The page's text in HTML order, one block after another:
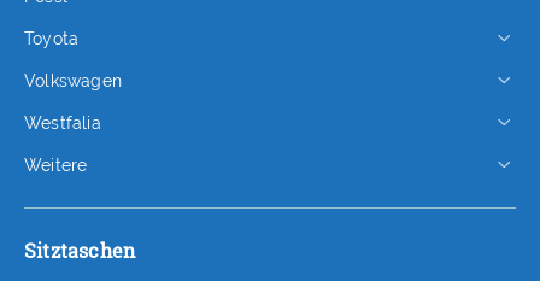
Toyota
Volkswagen
Westfalia
Weitere
Sitztaschen